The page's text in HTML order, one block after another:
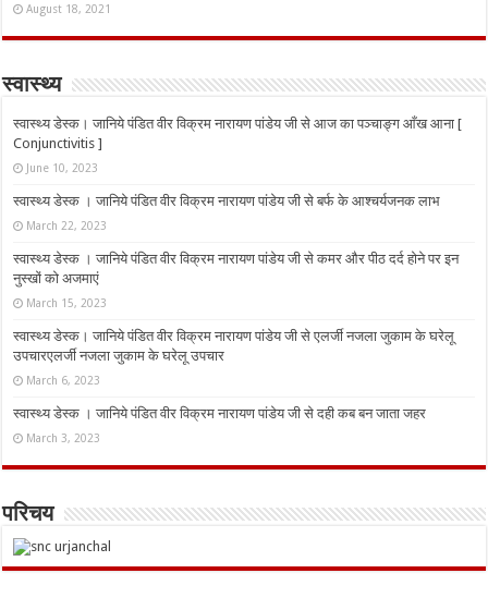
August 18, 2021
स्वास्थ्य
स्वास्थ्य डेस्क। जानिये पंडित वीर विक्रम नारायण पांडेय जी से आज का पञ्चाङ्ग आँख आना [
Conjunctivitis ]
June 10, 2023
स्वास्थ्य डेस्क । जानिये पंडित वीर विक्रम नारायण पांडेय जी से बर्फ के आश्चर्यजनक लाभ
March 22, 2023
स्वास्थ्य डेस्क । जानिये पंडित वीर विक्रम नारायण पांडेय जी से कमर और पीठ दर्द होने पर इन
नुस्‍खों को अजमाएं
March 15, 2023
स्वास्थ्य डेस्क। जानिये पंडित वीर विक्रम नारायण पांडेय जी से एलर्जी नजला जुकाम के घरेलू
उपचारएलर्जी नजला जुकाम के घरेलू उपचार
March 6, 2023
स्वास्थ्य डेस्क । जानिये पंडित वीर विक्रम नारायण पांडेय जी से दही कब बन जाता जहर
March 3, 2023
परिचय